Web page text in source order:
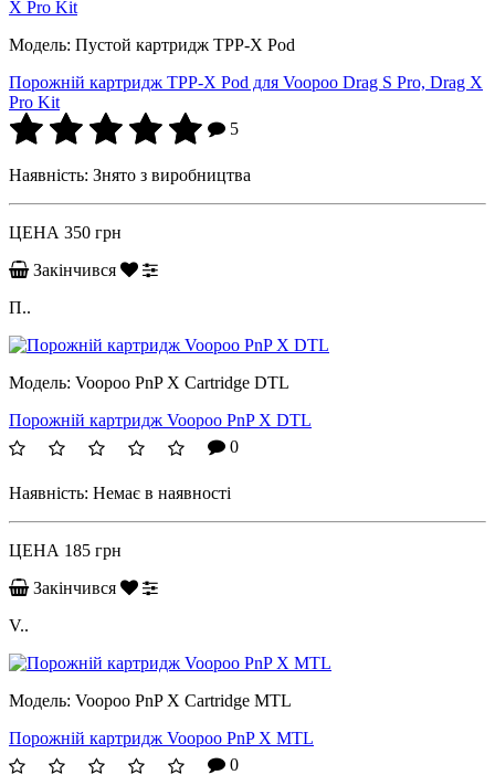
Модель: Пустой картридж TPP-X Pod
Порожній картридж TPP-X Pod для Voopoo Drag S Pro, Drag X
Pro Kit
5
Наявність: Знято з виробництва
ЦЕНА 350 грн
Закінчився
П..
Модель: Voopoo PnP X Cartridge DTL
Порожній картридж Voopoo PnP X DTL
0
Наявність: Немає в наявності
ЦЕНА 185 грн
Закінчився
V..
Модель: Voopoo PnP X Cartridge MTL
Порожній картридж Voopoo PnP X MTL
0